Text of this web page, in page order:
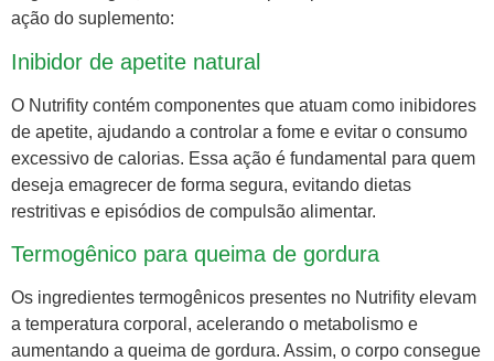
ação do suplemento:
Inibidor de apetite natural
O Nutrifity contém componentes que atuam como inibidores
de apetite, ajudando a controlar a fome e evitar o consumo
excessivo de calorias. Essa ação é fundamental para quem
deseja emagrecer de forma segura, evitando dietas
restritivas e episódios de compulsão alimentar.
Termogênico para queima de gordura
Os ingredientes termogênicos presentes no Nutrifity elevam
a temperatura corporal, acelerando o metabolismo e
aumentando a queima de gordura. Assim, o corpo consegue